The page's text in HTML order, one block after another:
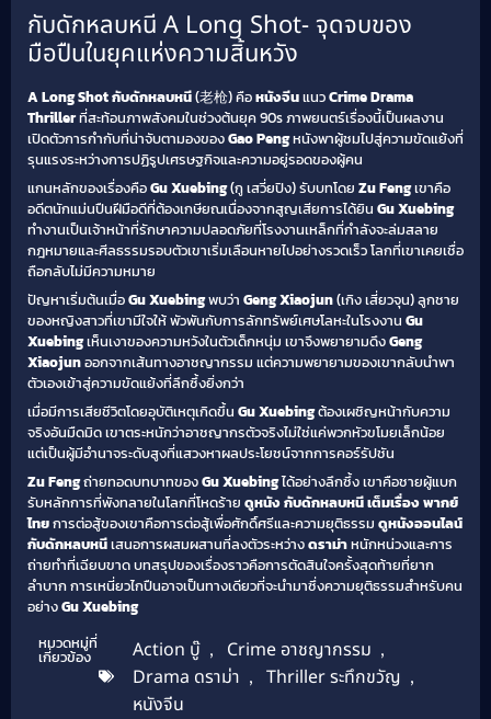
กับดักหลบหนี A Long Shot- จุดจบของ
มือปืนในยุคแห่งความสิ้นหวัง
A Long Shot กับดักหลบหนี(老枪) คือหนังจีนแนวCrime Drama
Thrillerที่สะท้อนภาพสังคมในช่วงต้นยุค 90s ภาพยนตร์เรื่องนี้เป็นผลงาน
เปิดตัวการกำกับที่น่าจับตามองของGao Pengหนังพาผู้ชมไปสู่ความขัดแย้งที่
รุนแรงระหว่างการปฏิรูปเศรษฐกิจและความอยู่รอดของผู้คน
แกนหลักของเรื่องคือGu Xuebing(กู เสวี่ยปิง) รับบทโดย Zu Fengเขาคือ
อดีตนักแม่นปืนฝีมือดีที่ต้องเกษียณเนื่องจากสูญเสียการได้ยิน Gu Xuebing
ทำงานเป็นเจ้าหน้าที่รักษาความปลอดภัยที่โรงงานเหล็กที่กำลังจะล่มสลาย
กฎหมายและศีลธรรมรอบตัวเขาเริ่มเลือนหายไปอย่างรวดเร็ว โลกที่เขาเคยเชื่อ
ถือกลับไม่มีความหมาย
ปัญหาเริ่มต้นเมื่อGu Xuebingพบว่า Geng Xiaojun(เกิง เสี่ยวจุน) ลูกชาย
ของหญิงสาวที่เขามีใจให้ พัวพันกับการลักทรัพย์เศษโลหะในโรงงาน Gu
Xuebingเห็นเงาของความหวังในตัวเด็กหนุ่ม เขาจึงพยายามดึงGeng
Xiaojunออกจากเส้นทางอาชญากรรม แต่ความพยายามของเขากลับนำพา
ตัวเองเข้าสู่ความขัดแย้งที่ลึกซึ้งยิ่งกว่า
เมื่อมีการเสียชีวิตโดยอุบัติเหตุเกิดขึ้น Gu Xuebingต้องเผชิญหน้ากับความ
จริงอันมืดมิด เขาตระหนักว่าอาชญากรตัวจริงไม่ใช่แค่พวกหัวขโมยเล็กน้อย
แต่เป็นผู้มีอำนาจระดับสูงที่แสวงหาผลประโยชน์จากการคอร์รัปชัน
Zu Fengถ่ายทอดบทบาทของGu Xuebingได้อย่างลึกซึ้ง เขาคือชายผู้แบก
รับหลักการที่พังทลายในโลกที่โหดร้าย ดูหนังกับดักหลบหนีเต็มเรื่อง พากย์
ไทยการต่อสู้ของเขาคือการต่อสู้เพื่อศักดิ์ศรีและความยุติธรรม ดูหนังออนไลน์
กับดักหลบหนีเสนอการผสมผสานที่ลงตัวระหว่างดราม่าหนักหน่วงและการ
ถ่ายทำที่เฉียบขาด บทสรุปของเรื่องราวคือการตัดสินใจครั้งสุดท้ายที่ยาก
ลำบาก การเหนี่ยวไกปืนอาจเป็นทางเดียวที่จะนำมาซึ่งความยุติธรรมสำหรับคน
อย่างGu Xuebing
หมวดหมู่ที่
เกี่ยวข้อง Action บู๊ , Crime อาชญากรรม ,
Drama ดราม่า , Thriller ระทึกขวัญ ,
หนังจีน